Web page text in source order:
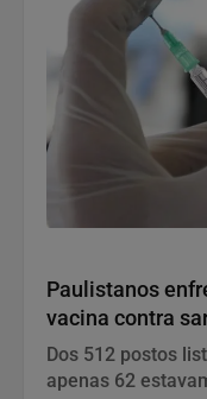
Paulistanos
vacina contra
Dos 512 postos
apenas 62